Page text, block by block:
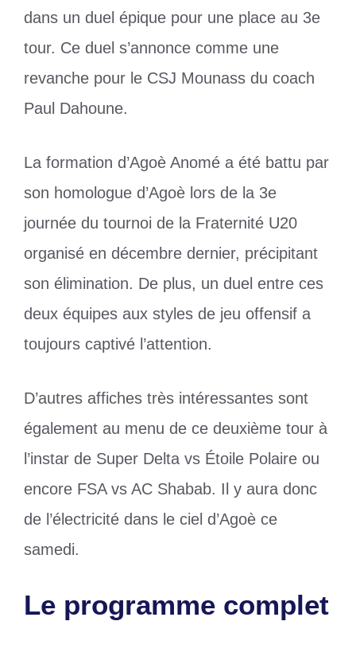
dans un duel épique pour une place au 3e
tour. Ce duel s’annonce comme une
revanche pour le CSJ Mounass du coach
Paul Dahoune.
La formation d’Agoè Anomé a été battu par
son homologue d’Agoè lors de la 3e
journée du tournoi de la Fraternité U20
organisé en décembre dernier, précipitant
son élimination. De plus, un duel entre ces
deux équipes aux styles de jeu offensif a
toujours captivé l’attention.
D’autres affiches très intéressantes sont
également au menu de ce deuxième tour à
l’instar de Super Delta vs Étoile Polaire ou
encore FSA vs AC Shabab. Il y aura donc
de l’électricité dans le ciel d’Agoè ce
samedi.
Le programme complet